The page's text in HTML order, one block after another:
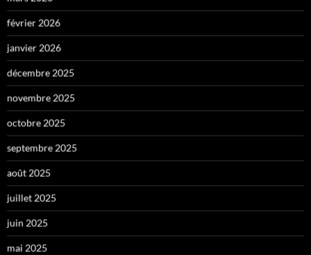
février 2026
janvier 2026
décembre 2025
novembre 2025
octobre 2025
septembre 2025
août 2025
juillet 2025
juin 2025
mai 2025